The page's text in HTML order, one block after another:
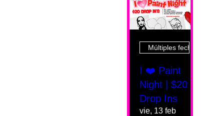
Múltiples fechas
I ❤️ Paint
Night | $20
Drop Ins
vie, 13 feb